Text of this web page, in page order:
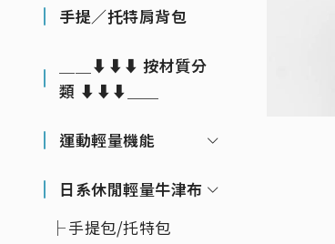
手提／托特肩背包
＿＿⬇⬇⬇ 按材質分
類 ⬇⬇⬇＿＿
運動輕量機能
日系休閒輕量牛津布
手提包/托特包